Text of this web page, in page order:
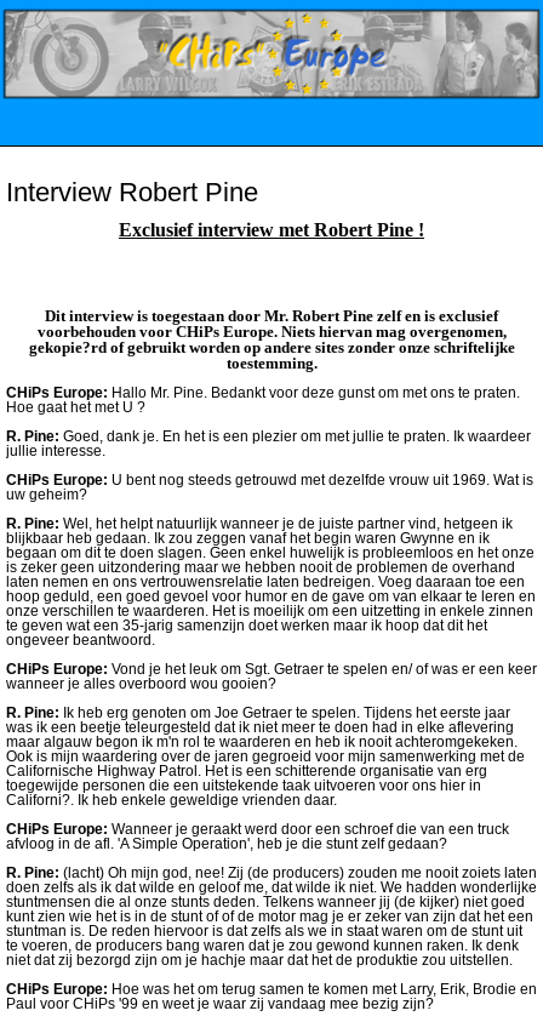
Interview Robert Pine
Exclusief interview met Robert Pine !
Dit interview is toegestaan door Mr. Robert Pine zelf en is exclusief
voorbehouden voor CHiPs Europe. Niets hiervan mag overgenomen,
gekopie?rd of gebruikt worden op andere sites zonder onze schriftelijke
toestemming.
CHiPs Europe: Hallo Mr. Pine. Bedankt voor deze gunst om met ons te praten.
Hoe gaat het met U ?
R. Pine: Goed, dank je. En het is een plezier om met jullie te praten. Ik waardeer
jullie interesse.
CHiPs Europe: U bent nog steeds getrouwd met dezelfde vrouw uit 1969. Wat is
uw geheim?
R. Pine: Wel, het helpt natuurlijk wanneer je de juiste partner vind, hetgeen ik
blijkbaar heb gedaan. Ik zou zeggen vanaf het begin waren Gwynne en ik
begaan om dit te doen slagen. Geen enkel huwelijk is probleemloos en het onze
is zeker geen uitzondering maar we hebben nooit de problemen de overhand
laten nemen en ons vertrouwensrelatie laten bedreigen. Voeg daaraan toe een
hoop geduld, een goed gevoel voor humor en de gave om van elkaar te leren en
onze verschillen te waarderen. Het is moeilijk om een uitzetting in enkele zinnen
te geven wat een 35-jarig samenzijn doet werken maar ik hoop dat dit het
ongeveer beantwoord.
CHiPs Europe: Vond je het leuk om Sgt. Getraer te spelen en/ of was er een keer
wanneer je alles overboord wou gooien?
R. Pine: Ik heb erg genoten om Joe Getraer te spelen. Tijdens het eerste jaar
was ik een beetje teleurgesteld dat ik niet meer te doen had in elke aflevering
maar algauw begon ik m'n rol te waarderen en heb ik nooit achteromgekeken.
Ook is mijn waardering over de jaren gegroeid voor mijn samenwerking met de
Californische Highway Patrol. Het is een schitterende organisatie van erg
toegewijde personen die een uitstekende taak uitvoeren voor ons hier in
Californi?. Ik heb enkele geweldige vrienden daar.
CHiPs Europe: Wanneer je geraakt werd door een schroef die van een truck
afvloog in de afl. 'A Simple Operation', heb je die stunt zelf gedaan?
R. Pine: (lacht) Oh mijn god, nee! Zij (de producers) zouden me nooit zoiets laten
doen zelfs als ik dat wilde en geloof me, dat wilde ik niet. We hadden wonderlijke
stuntmensen die al onze stunts deden. Telkens wanneer jij (de kijker) niet goed
kunt zien wie het is in de stunt of of de motor mag je er zeker van zijn dat het een
stuntman is. De reden hiervoor is dat zelfs als we in staat waren om de stunt uit
te voeren, de producers bang waren dat je zou gewond kunnen raken. Ik denk
niet dat zij bezorgd zijn om je hachje maar dat het de produktie zou uitstellen.
CHiPs Europe: Hoe was het om terug samen te komen met Larry, Erik, Brodie en
Paul voor CHiPs '99 en weet je waar zij vandaag mee bezig zijn?